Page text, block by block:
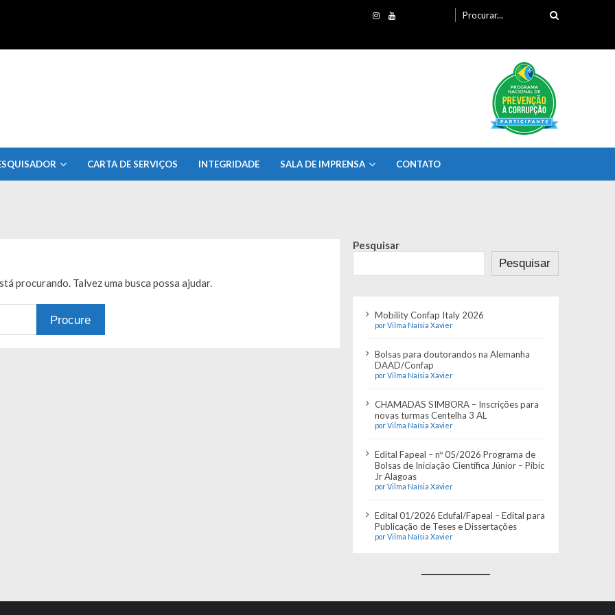
por:
CARTA DE SERVIÇOS INTEGRIDADE SALA DE IMPRENSA CONTATO
procurando. Talvez uma busca possa ajudar.
Pesquisar
Pesquisar
Mobility Confap Italy 2026
por Vilma Naísia Xavier
Bolsas para doutorandos na Alemanha
DAAD/Confap
por Vilma Naísia Xavier
CHAMADAS SIMBORA – Inscrições para
novas turmas Centelha 3 AL
por Vilma Naísia Xavier
Edital Fapeal – nº 05/2026 Programa de
Bolsas de Iniciação Científica Júnior – Pibic
Jr Alagoas
por Vilma Naísia Xavier
Edital 01/2026 Edufal/Fapeal – Edital para
Publicação de Teses e Dissertações
por Vilma Naísia Xavier